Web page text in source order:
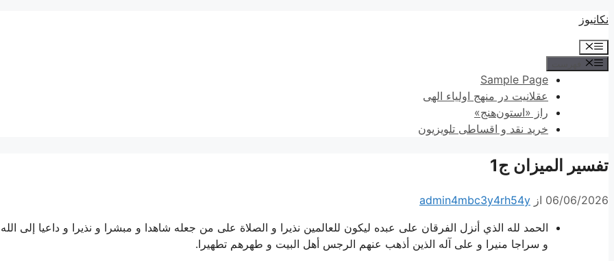
پرش
محتوا
نکانیوز
فهرست
Sample Page
عقلانیت در منهج اولیاء الهی
راز «استون‌هنج»
خرید نقد و اقساطی تلویزیون
تفسير الميزان ج1
06/06/2026 از admin4mbc3y4rh54y
الحمد لله الذي أنزل الفرقان على عبده ليكون للعالمين نذيرا و الصلاة على من جعله شاهدا و مبشرا و نذيرا و داعيا إلى الله
و سراجا منيرا و على آله الذين أذهب عنهم الرجس أهل البيت و طهرهم تطهيرا.